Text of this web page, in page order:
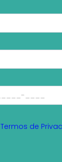
Termos de